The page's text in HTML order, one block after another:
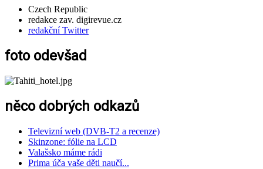
Czech Republic
redakce zav. digirevue.cz
redakční Twitter
foto odevšad
něco dobrých odkazů
Televizní web (DVB-T2 a recenze)
Skinzone: fólie na LCD
Valašsko máme rádi
Prima úča vaše děti naučí...